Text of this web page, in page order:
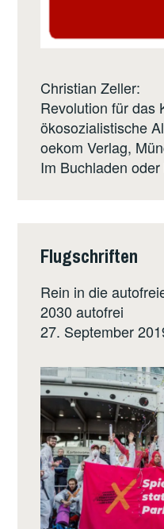
Christian Zeller:
Revolution für das
ökosozialistische
oekom Verlag,
Im Buchladen
Flugschriften
Rein in die
2030 autofrei
27. September